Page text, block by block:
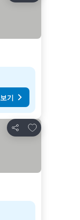
기
공유
즐겨찾기에 추가